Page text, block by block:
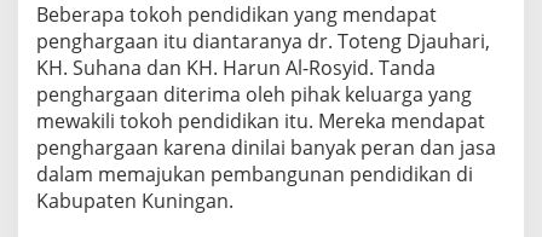
e
n
g
h
a
r
g
a
a
n
Beberapa tokoh pendidikan yang mendapat
penghargaan itu diantaranya dr. Toteng Djauhari,
KH. Suhana dan KH. Harun Al-Rosyid. Tanda
penghargaan diterima oleh pihak keluarga yang
mewakili tokoh pendidikan itu. Mereka mendapat
penghargaan karena dinilai banyak peran dan jasa
dalam memajukan pembangunan pendidikan di
Kabupaten Kuningan.